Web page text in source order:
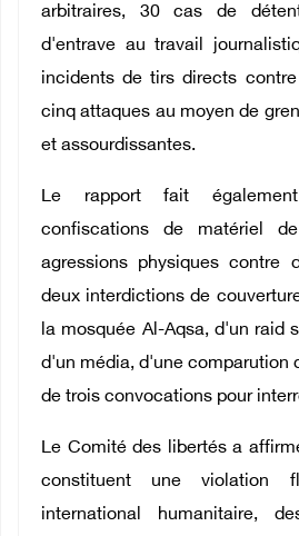
arbitraires, 30 cas de
d'entrave au travail
incidents de tirs directs
cinq attaques au moyen de
et assourdissantes.
Le rapport fait
confiscations de matériel
agressions physiques contre
deux interdictions de
la mosquée Al-Aqsa, d'un raid
d'un média, d'une comparution
de trois convocations pour
Le Comité des libertés a
constituent une violation
international humanitaire,